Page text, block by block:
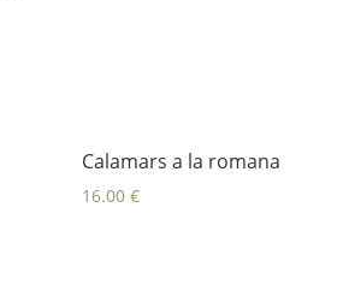
Calamars a la romana
16.00€